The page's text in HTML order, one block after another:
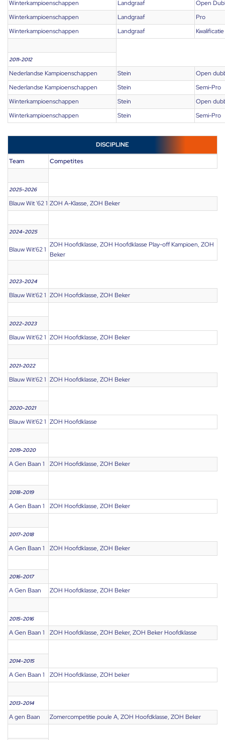
Winterkampioenschappen Landgraaf
Open
Winterkampioenschappen
Landgraaf
Pro
Winterkampioenschappen
Landgraaf Kwalificatie
2011-2012
Nederlandse Kampioenschappen Stein
Open
Nederlandse Kampioenschappen
Stein
Semi-Pro
Winterkampioenschappen
Stein
Open
Winterkampioenschappen
Stein Semi-Pro
DISCIPLINE
Team Competites
2025-2026
Blauw Wit '62 1 ZOH A-Klasse, ZOH Beker
2024-2025
Blauw Wit'62 1
ZOH Hoofdklasse, ZOH Hoofdklasse Play-off Kampioen, ZOH
Beker
2023-2024
Blauw Wit'62 1 ZOH Hoofdklasse, ZOH Beker
2022-2023
Blauw Wit'62 1 ZOH Hoofdklasse, ZOH Beker
2021-2022
Blauw Wit'62 1 ZOH Hoofdklasse, ZOH Beker
2020-2021
Blauw Wit'62 1 ZOH Hoofdklasse
2019-2020
A Gen Baan 1 ZOH Hoofdklasse, ZOH Beker
2018-2019
A Gen Baan 1 ZOH Hoofdklasse, ZOH Beker
2017-2018
A Gen Baan 1 ZOH Hoofdklasse, ZOH Beker
2016-2017
A Gen Baan ZOH Hoofdklasse, ZOH Beker
2015-2016
A Gen Baan 1 ZOH Hoofdklasse, ZOH Beker, ZOH Beker Hoofdklasse
2014-2015
A Gen Baan 1 ZOH Hoofdklasse, ZOH beker
2013-2014
A gen Baan Zomercompetitie poule A, ZOH Hoofdklasse, ZOH Beker